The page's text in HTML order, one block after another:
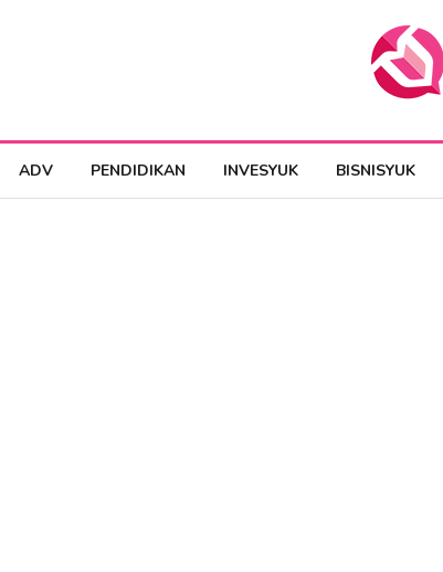
ADV PENDIDIKAN INVESYUK BISNISYUK